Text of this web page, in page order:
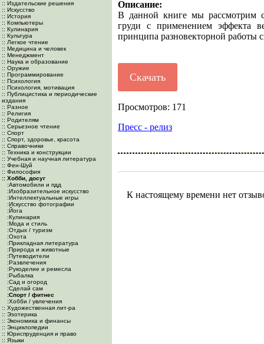
:: Издательские решения
:: Искусство
:: История
:: Компьютеры
:: Кулинария
:: Культура
:: Легкое чтение
:: Медицина и человек
:: Менеджмент
:: Наука и образование
:: Оружие
:: Программирование
:: Психология
:: Психология, мотивация
:: Публицистика и периодические
издания
:: Разное
:: Религия
:: Родителям
:: Серьезное чтение
:: Спорт
:: Спорт, здоровье, красота
:: Справочники
:: Техника и конструкции
:: Учебная и научная литература
:: Фен-Шуй
:: Философия
:: Хобби, досуг
:Автомобили и пдд
:Изобразительное искусство
:Интеллектуальные игры
:Искусство фотографии
:Йога
:Кулинария
:Мода и стиль
:Отдых / туризм
:Охота
:Прикладная литература
:Природа и животные
:Путеводители
:Развлечения
:Рукоделие и ремесла
:Рыбалка
:Сад и огород
:Сделай сам
:Спорт / фитнес
:Хобби / увлечения
:: Художественная лит-ра
:: Эзотерика
:: Экономика и финансы
:: Энциклопедии
:: Юриспруденция и право
:: Языки
Описание:
В данной книге мы рассмотрим
груди с применением эффекта
принципа разновекторной работы
Скачать
Просмотров: 171
Пресс - релиз
К настоящему времени нет